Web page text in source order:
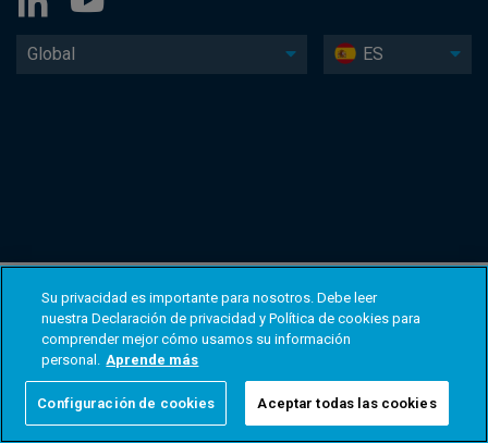
Global ES
Su privacidad es importante para nosotros. Debe leer
nuestra Declaración de privacidad y Política de cookies para
comprender mejor cómo usamos su información
personal. Aprende más
Configuración de cookies Aceptar todas las cookies